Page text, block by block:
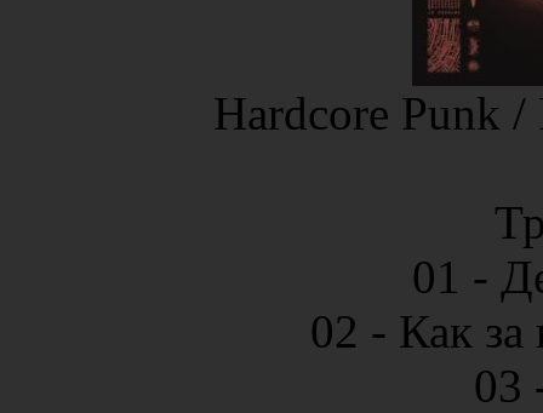
Hardcore Punk /
01 -
02 - Как за
03